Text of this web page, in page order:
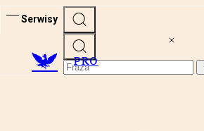
Serwisy
PRO